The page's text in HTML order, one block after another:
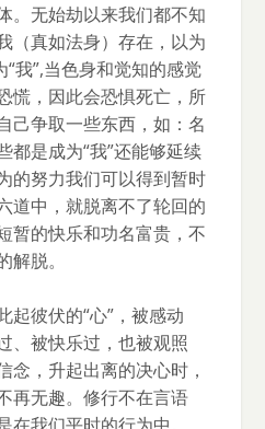
。无始劫以来我们都不知
（真如法身）存在，以为
“我”,当色身和觉知的感觉
慌，因此会恐惧死亡，所
己争取一些东西，如：名
都是成为“我”还能够延续
的努力我们可以得到暂时
道中，就脱离不了轮回的
暂的快乐和功名富贵，不
脱。
起彼伏的“心”，被感动
、被快乐过，也被观照
念，升起出离的决心时，
再无趣。修行不在言语